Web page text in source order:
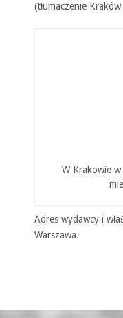
(tłumaczenie Kraków
W Krakowie
Adres wydawcy i
Warszawa.